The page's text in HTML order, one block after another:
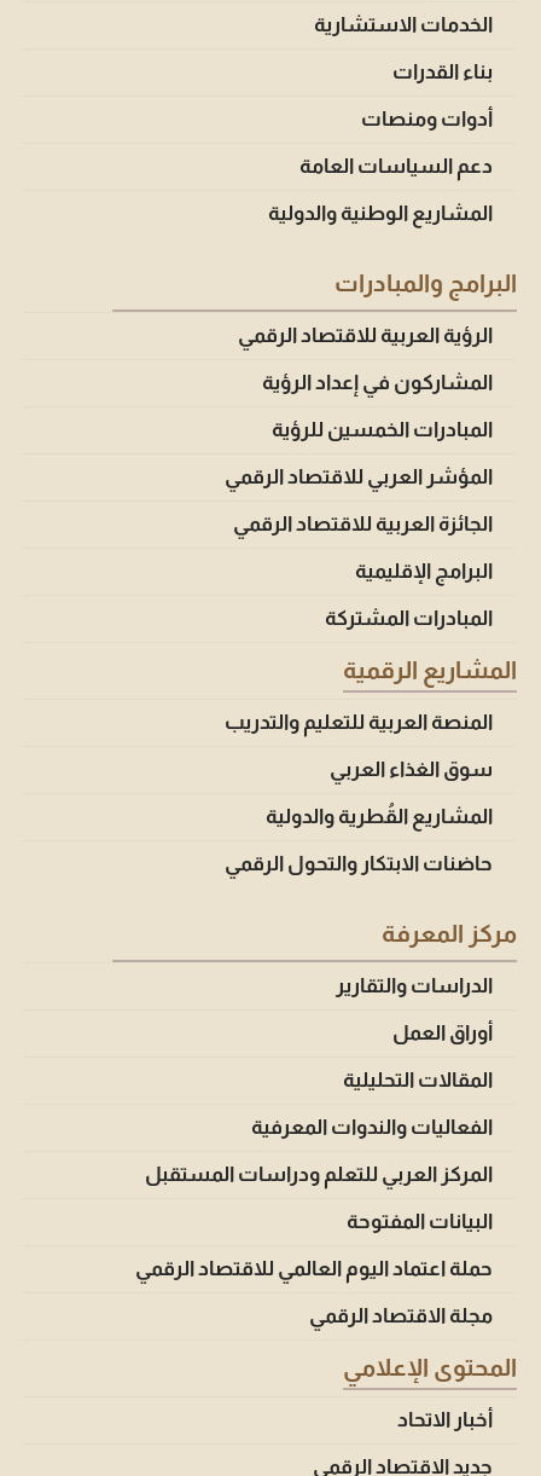
الخدمات الاستشارية
بناء القدرات
أدوات ومنصات
دعم السياسات العامة
المشاريع الوطنية والدولية
البرامج والمبادرات
الرؤية العربية للاقتصاد الرقمي
المشاركون في إعداد الرؤية
المبادرات الخمسين للرؤية
المؤشر العربي للاقتصاد الرقمي
الجائزة العربية للاقتصاد الرقمي
البرامج الإقليمية
المبادرات المشتركة
المشاريع الرقمية
المنصة العربية للتعليم والتدريب
سوق الغذاء العربي
المشاريع القُطرية والدولية
حاضنات الابتكار والتحول الرقمي
مركز المعرفة
الدراسات والتقارير
أوراق العمل
المقالات التحليلية
الفعاليات والندوات المعرفية
المركز العربي للتعلم ودراسات المستقبل
البيانات المفتوحة
حملة اعتماد اليوم العالمي للاقتصاد الرقمي
مجلة الاقتصاد الرقمي
المحتوى الإعلامي
أخبار الاتحاد
جديد الاقتصاد الرقمي